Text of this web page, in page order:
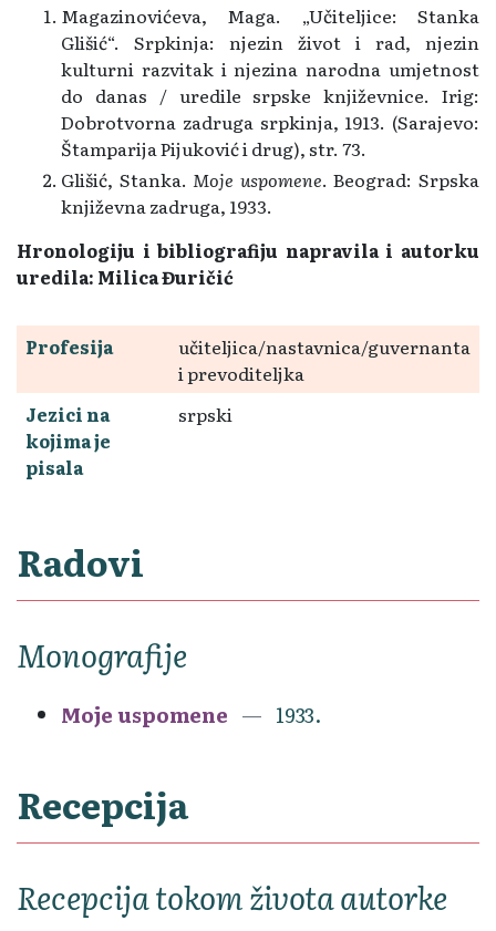
Magazinovićeva, Maga. „Učiteljice: Stanka
Glišić“. Srpkinja: njezin život i rad, njezin
kulturni razvitak i njezina narodna umjetnost
do danas / uredile srpske književnice. Irig:
Dobrotvorna zadruga srpkinja, 1913. (Sarajevo:
Štamparija Pijuković i drug), str. 73.
Glišić, Stanka.Moje uspomene. Beograd: Srpska
književna zadruga, 1933.
Hronologiju i bibliografiju napravila i autorku
uredila: Milica Đuričić
Profesija
učiteljica/nastavnica/guvernanta
i prevoditeljka
Jezici na
kojima je
pisala
srpski
Radovi
Monografije
Moje uspomene 1933.
Recepcija
Recepcija tokom života autorke